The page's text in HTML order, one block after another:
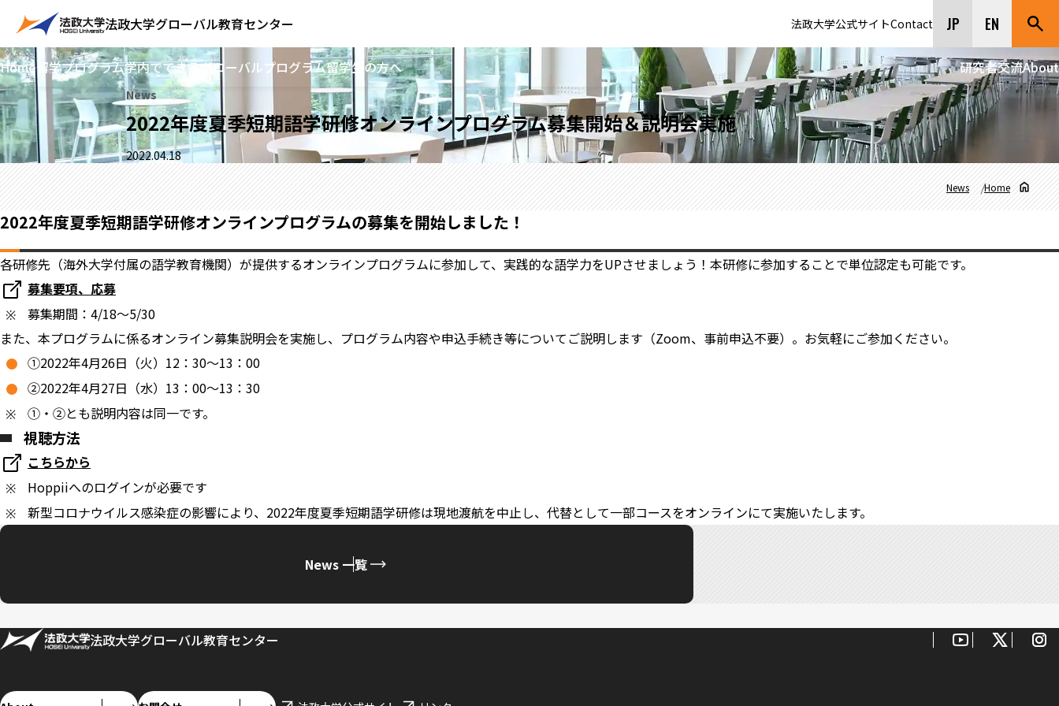
法政大学グローバル教育センター 法政大学公式サイトContact JP EN
Home留学プログラム学内でできるグローバルプログラム留学生の方へ 研究者交流About
News
2022年度夏季短期語学研修オンラインプログラム募集開始＆説明会実施
2022.04.18
Home
News
2022年度夏季短期語学研修オンラインプログラムの募集を開始しました！
各研修先（海外大学付属の語学教育機関）が提供するオンラインプログラムに参加して、実践的な語学力をUPさせましょう！本研修に参加することで単位認定も可能です。
募集要項、応募
募集期間：4/18～5/30
また、本プログラムに係るオンライン募集説明会を実施し、プログラム内容や申込手続き等についてご説明します（Zoom、事前申込不要）。お気軽にご参加ください。
①2022年4月26日（火）12：30～13：00
②2022年4月27日（水）13：00～13：30
①・②とも説明内容は同一です。
視聴方法
こちらから
Hoppiiへのログインが必要です
新型コロナウイルス感染症の影響により、2022年度夏季短期語学研修は現地渡航を中止し、代替として一部コースをオンラインにて実施いたします。
News 一覧
法政大学グローバル教育センター